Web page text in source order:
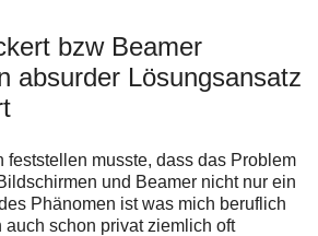
bzw Beamer
absurder Lösungsansatz
feststellen musste, dass das Problem
und Beamer nicht nur ein
Phänomen ist was mich beruflich
auch schon privat ziemlich oft